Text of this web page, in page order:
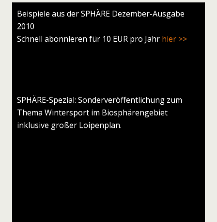
Beispiele aus der SPHÄRE Dezember-Ausgabe
2010
Schnell abonnieren für 10 EUR pro Jahr hier >>
SPHÄRE-Spezial: Sonderveröffentlichung zum
Thema Wintersport im Biosphärengebiet
inklusive großer Loipenplan.